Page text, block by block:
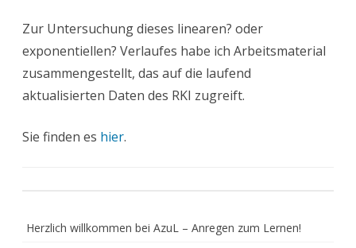
Zur Untersuchung dieses linearen? oder
exponentiellen? Verlaufes habe ich Arbeitsmaterial
zusammengestellt, das auf die laufend
aktualisierten Daten des RKI zugreift.
Sie finden es hier.
Herzlich willkommen bei AzuL – Anregen zum Lernen!